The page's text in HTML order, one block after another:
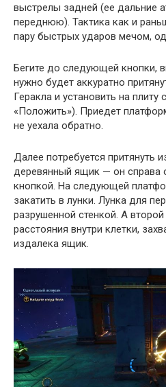
выстрелы задней (ее дальние
переднюю). Тактика как и
пару быстрых ударов мечом,
Бегите до следующей кнопки,
нужно будет аккуратно
Геракла и установить на плиту
«Положить»). Приедет
не уехала обратно.
Далее потребуется притянуть
деревянный ящик — он справа
кнопкой. На следующей
закатить в лунки. Лунка для
разрушенной стенкой. А
расстояния внутри клетки,
издалека ящик.